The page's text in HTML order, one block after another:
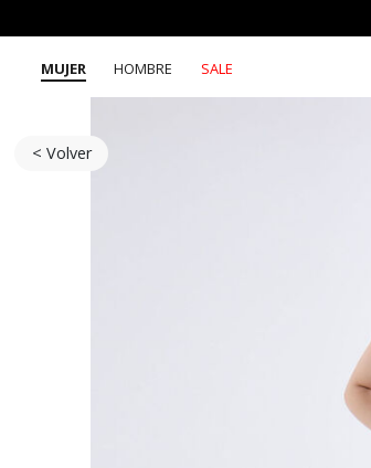
MUJER HOMBRE SALE
< Volver